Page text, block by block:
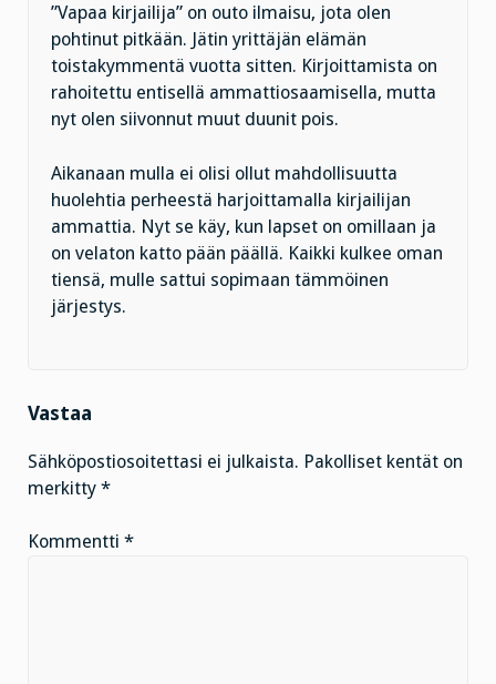
”Vapaa kirjailija” on outo ilmaisu, jota olen
pohtinut pitkään. Jätin yrittäjän elämän
toistakymmentä vuotta sitten. Kirjoittamista on
rahoitettu entisellä ammattiosaamisella, mutta
nyt olen siivonnut muut duunit pois.
Aikanaan mulla ei olisi ollut mahdollisuutta
huolehtia perheestä harjoittamalla kirjailijan
ammattia. Nyt se käy, kun lapset on omillaan ja
on velaton katto pään päällä. Kaikki kulkee oman
tiensä, mulle sattui sopimaan tämmöinen
järjestys.
Vastaa
Sähköpostiosoitettasi ei julkaista. Pakolliset kentät on
merkitty *
Kommentti *